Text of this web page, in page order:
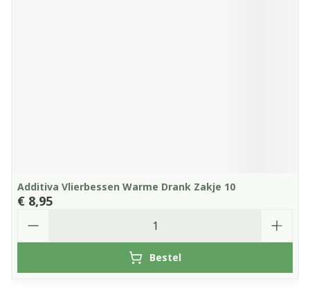
Additiva Vlierbessen Warme Drank Zakje 10
€ 8,95
Bestel